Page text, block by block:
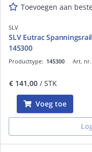
Toevoegen aan
SLV
SLV Eutrac
145300
Art. nr.
Producttype: 145300
€ 141,00 / STK
Voeg toe